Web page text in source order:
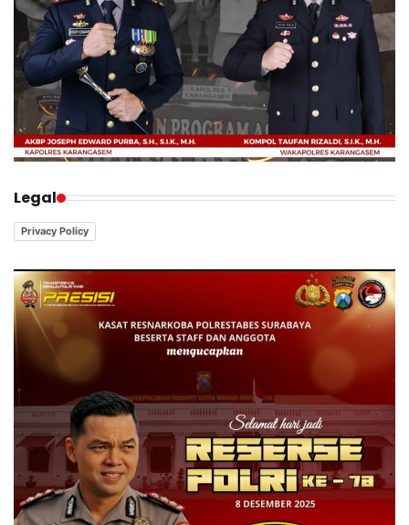
Legal
Privacy Policy